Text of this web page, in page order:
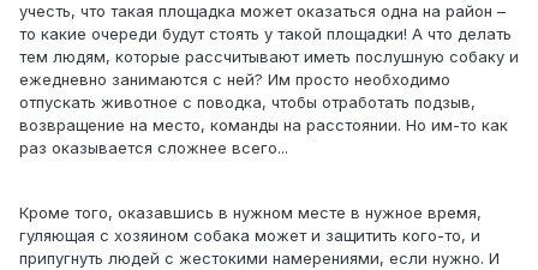
учесть, что такая площадка может оказаться одна на район –
то какие очереди будут стоять у такой площадки! А что делать
тем людям, которые рассчитывают иметь послушную собаку и
ежедневно занимаются с ней? Им просто необходимо
отпускать животное с поводка, чтобы отработать подзыв,
возвращение на место, команды на расстоянии. Но им-то как
раз оказывается сложнее всего...
Кроме того, оказавшись в нужном месте в нужное время,
гуляющая с хозяином собака может и защитить кого-то, и
припугнуть людей с жестокими намерениями, если нужно. И